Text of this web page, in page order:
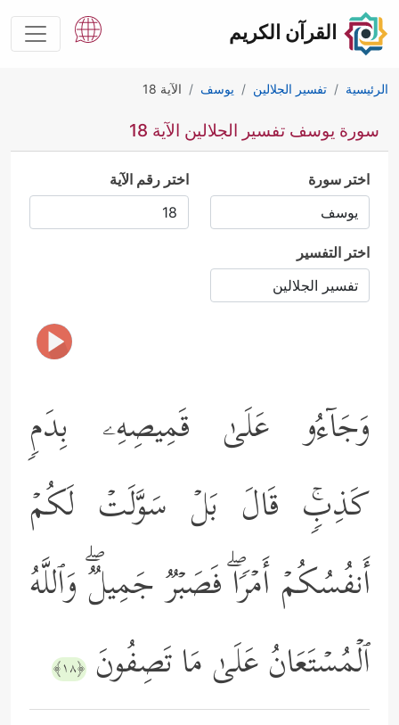
القرآن الكريم
الرئيسية تفسير الجلالين يوسف الآية 18
سورة يوسف تفسير الجلالين الآية 18
اختر سورة اختر رقم الآية
اختر التفسير
وَجَاۤءُو عَلَىٰ قَمِیصِهِۦ بِدَمࣲ
كَذِبࣲۚ قَالَ بَلۡ سَوَّلَتۡ لَكُمۡ
أَنفُسُكُمۡ أَمۡرࣰاۖ فَصَبۡرࣱ جَمِیلࣱۖ وَٱللَّهُ
ٱلۡمُسۡتَعَانُ عَلَىٰ مَا تَصِفُونَ ﴿١٨﴾